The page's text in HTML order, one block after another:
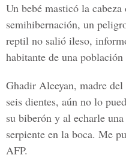
Un bebé masticó la cabeza
semihibernación, un
reptil no salió ileso,
habitante de una
Ghadir Aleeyan, madre
seis dientes, aún no lo
su biberón y al echarle
serpiente en la boca. Me
AFP.